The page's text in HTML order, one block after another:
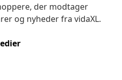
der modtager
og nyheder fra vidaXL.